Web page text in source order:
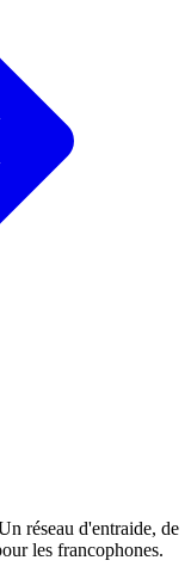
réseau d'entraide, de
les francophones.